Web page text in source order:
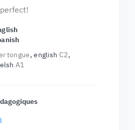
tongue english C2
A1